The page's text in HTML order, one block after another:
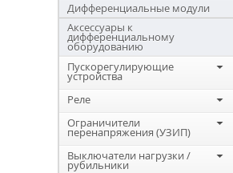
Дифференциальные модули
Аксессуары к
дифференциальному
оборудованию
Пускорегулирующие
устройства
Реле
Ограничители
перенапряжения (УЗИП)
Выключатели нагрузки /
рубильники